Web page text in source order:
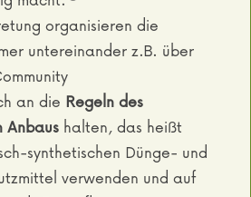
organisieren die
untereinander z.B. über
an die Regeln des
Anbaushalten, das heißt
synthetischen Dünge- und
verwenden und auf